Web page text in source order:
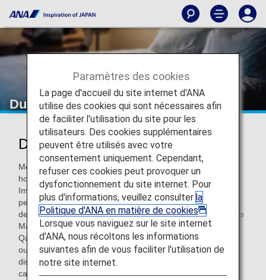
Dusit Hotels and Resorts
Dusit Hotels and Resorts
Memorable stays elevated by gracious Thai-inspired
hospitality await all our guests at Dusit Hotels and Resorts.
Immerse in a world of luxury and comfort, and experience
personalised, artfully delivered service at our prestigious
destinations across the world, including Thailand, China, the
Maldives, the Philippines, UAE, Egypt, Singapore, Bhutan,
Qatar, Vietnam, and the USA. No detail goes unnoticed in
our pursuit of hospitality perfection. Each of our five
distinctive brands, including the new lifestyle-focused ASAI,
cater to both business and leisure travellers, offering
Paramètres des cookies
La page d'accueil du site internet d'ANA
utilise des cookies qui sont nécessaires afin
de faciliter l'utilisation du site pour les
utilisateurs. Des cookies supplémentaires
peuvent être utilisés avec votre
consentement uniquement. Cependant,
refuser ces cookies peut provoquer un
dysfonctionnement du site internet. Pour
plus d'informations, veuillez consulter la
Politique d'ANA en matière de cookies
.
Lorsque vous naviguez sur le site internet
d'ANA, nous récoltons les informations
suivantes afin de vous faciliter l'utilisation de
notre site internet.